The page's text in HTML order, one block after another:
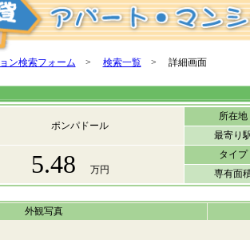
ン検索フォーム > 検索一覧> 詳細画面
ポンパドール
所在地
最寄り
5.48 万円
タイプ
専有面
外観写真